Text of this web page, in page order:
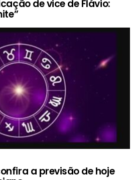
de vice de Flávio:
a previsão de hoje